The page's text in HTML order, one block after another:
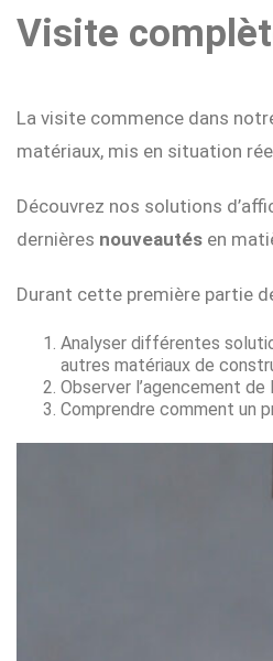
Visite
La visite commence dans
matériaux, mis en situation
Découvrez nos solutions
dernières nouveautés en
Durant cette première partie
Analyser différentes
autres matériaux de
Observer l’agencement
Comprendre comment un